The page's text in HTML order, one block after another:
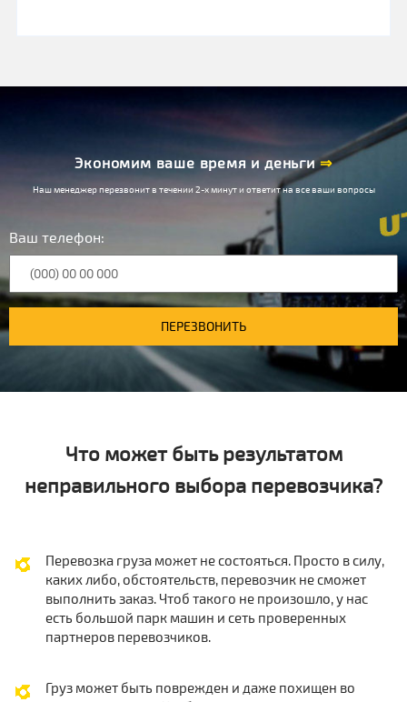
Экономим ваше время и деньги⇒
Наш менеджер перезвонит в течении 2-х минут и ответит на все ваши вопросы
Ваш телефон:
ПЕРЕЗВОНИТЬ
Что может быть результатом
неправильного выбора перевозчика?
Перевозка груза может не состояться. Просто в силу,
каких либо, обстоятельств, перевозчик не сможет
выполнить заказ. Чтоб такого не произошло, у нас
есть большой парк машин и сеть проверенных
партнеров перевозчиков.
Груз может быть поврежден и даже похищен во